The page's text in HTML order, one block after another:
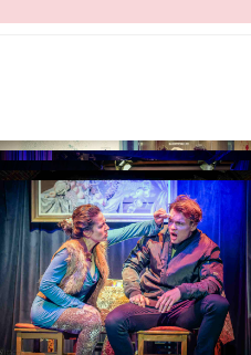
O 19:30 HOD.